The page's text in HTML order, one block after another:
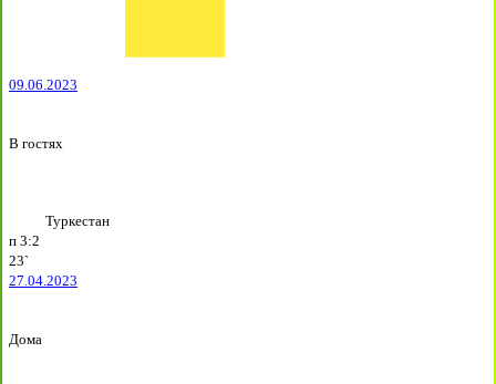
09.06.2023
В гостях
Туркестан
п 3:2
23`
27.04.2023
Дома